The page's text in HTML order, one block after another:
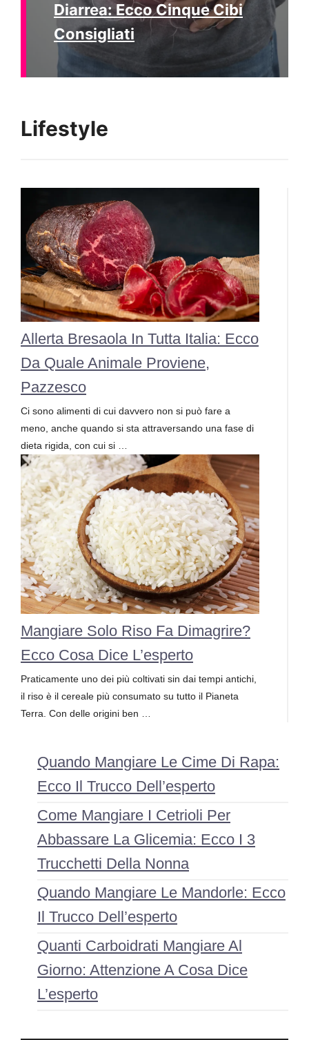
Diarrea: Ecco Cinque Cibi
Consigliati
Lifestyle
Allerta Bresaola In Tutta Italia: Ecco
Da Quale Animale Proviene,
Pazzesco
Ci sono alimenti di cui davvero non si può fare a
meno, anche quando si sta attraversando una fase di
dieta rigida, con cui si …
Mangiare Solo Riso Fa Dimagrire?
Ecco Cosa Dice L’esperto
Praticamente uno dei più coltivati sin dai tempi antichi,
il riso è il cereale più consumato su tutto il Pianeta
Terra. Con delle origini ben …
Quando Mangiare Le Cime Di Rapa:
Ecco Il Trucco Dell’esperto
Come Mangiare I Cetrioli Per
Abbassare La Glicemia: Ecco I 3
Trucchetti Della Nonna
Quando Mangiare Le Mandorle: Ecco
Il Trucco Dell’esperto
Quanti Carboidrati Mangiare Al
Giorno: Attenzione A Cosa Dice
L’esperto